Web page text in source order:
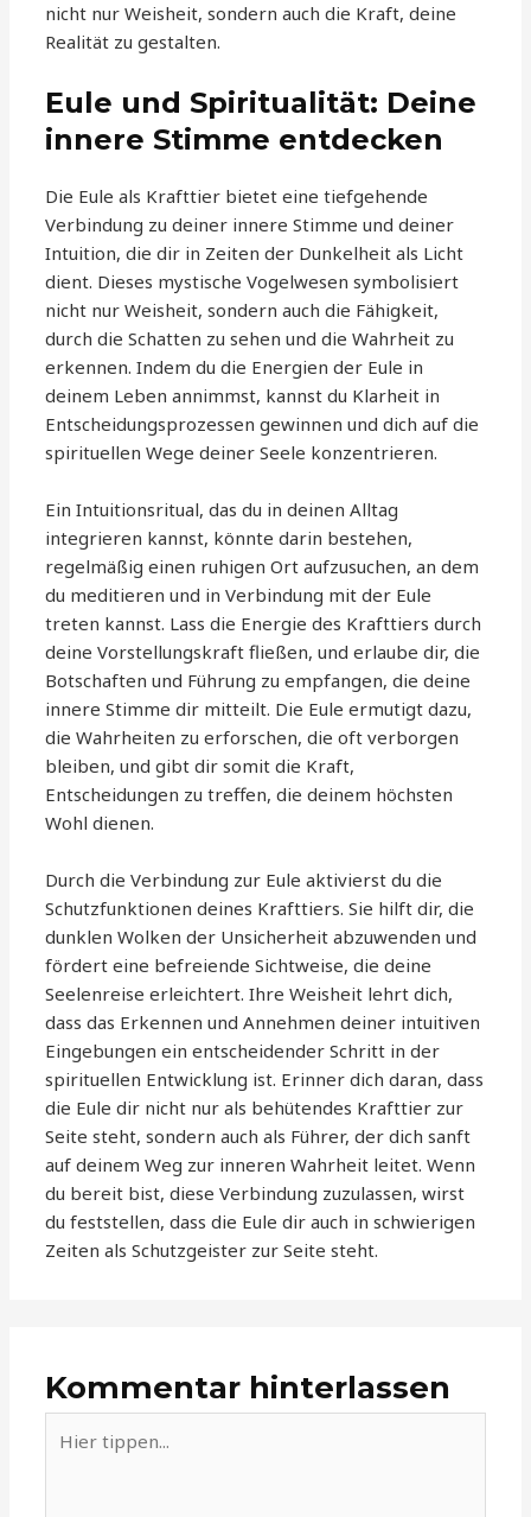
nicht nur Weisheit, sondern auch die Kraft, deine
Realität zu gestalten.
Eule und Spiritualität: Deine
innere Stimme entdecken
Die Eule als Krafttier bietet eine tiefgehende
Verbindung zu deiner innere Stimme und deiner
Intuition, die dir in Zeiten der Dunkelheit als Licht
dient. Dieses mystische Vogelwesen symbolisiert
nicht nur Weisheit, sondern auch die Fähigkeit,
durch die Schatten zu sehen und die Wahrheit zu
erkennen. Indem du die Energien der Eule in
deinem Leben annimmst, kannst du Klarheit in
Entscheidungsprozessen gewinnen und dich auf die
spirituellen Wege deiner Seele konzentrieren.
Ein Intuitionsritual, das du in deinen Alltag
integrieren kannst, könnte darin bestehen,
regelmäßig einen ruhigen Ort aufzusuchen, an dem
du meditieren und in Verbindung mit der Eule
treten kannst. Lass die Energie des Krafttiers durch
deine Vorstellungskraft fließen, und erlaube dir, die
Botschaften und Führung zu empfangen, die deine
innere Stimme dir mitteilt. Die Eule ermutigt dazu,
die Wahrheiten zu erforschen, die oft verborgen
bleiben, und gibt dir somit die Kraft,
Entscheidungen zu treffen, die deinem höchsten
Wohl dienen.
Durch die Verbindung zur Eule aktivierst du die
Schutzfunktionen deines Krafttiers. Sie hilft dir, die
dunklen Wolken der Unsicherheit abzuwenden und
fördert eine befreiende Sichtweise, die deine
Seelenreise erleichtert. Ihre Weisheit lehrt dich,
dass das Erkennen und Annehmen deiner intuitiven
Eingebungen ein entscheidender Schritt in der
spirituellen Entwicklung ist. Erinner dich daran, dass
die Eule dir nicht nur als behütendes Krafttier zur
Seite steht, sondern auch als Führer, der dich sanft
auf deinem Weg zur inneren Wahrheit leitet. Wenn
du bereit bist, diese Verbindung zuzulassen, wirst
du feststellen, dass die Eule dir auch in schwierigen
Zeiten als Schutzgeister zur Seite steht.
Kommentar hinterlassen
tippen...